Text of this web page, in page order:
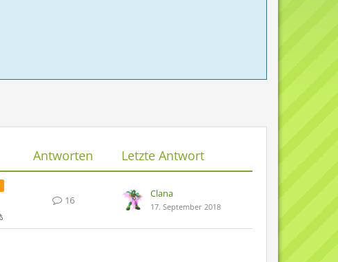
Antworten Letzte Antwort
16
Clana
17. September 2018